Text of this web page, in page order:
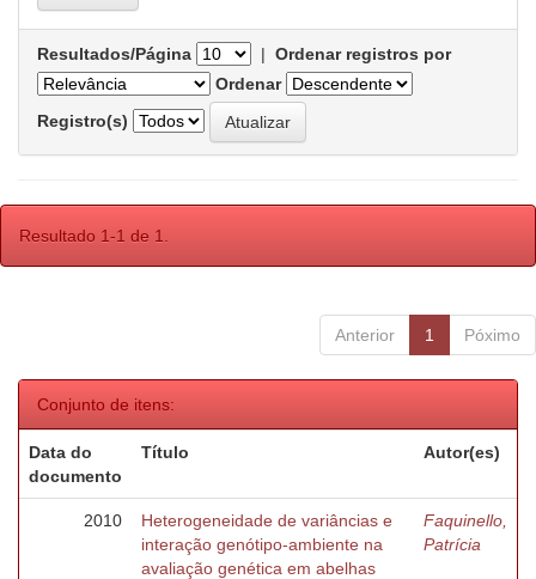
Resultados/Página | Ordenar registros por
Ordenar
Registro(s)
Resultado 1-1 de 1.
Anterior 1 Póximo
Conjunto de itens:
Data do
documento
Título Autor(es)
2010
Heterogeneidade de variâncias e
interação genótipo-ambiente na
avaliação genética em abelhas
Faquinello,
Patrícia